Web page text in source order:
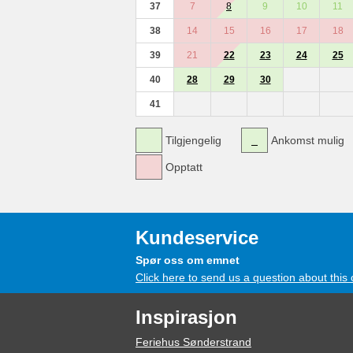
37 7 8 9 10 11
38 14 15 16 17 18
39 21 22 23 24 25
40 28 29 30
41
Tilgjengelig
Opptatt
Ankomst mulig
Kundeservice
Spør oss om emnet
Click here to send us a question about this
Inspirasjon
Feriehus Sønderstrand